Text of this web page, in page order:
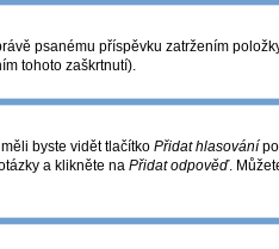
psanému příspěvku zatržením
tohoto zaškrtnutí).
byste vidět tlačítko Přidat hlasování
a klikněte na Přidat odpověď.